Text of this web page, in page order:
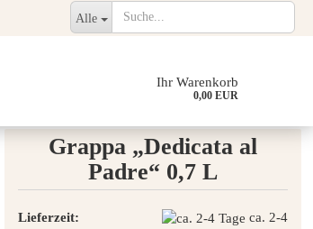
Alle
Ihr Warenkorb
0,00 EUR
Grappa „Dedicata al
Padre“ 0,7 L
Lieferzeit:
ca. 2-4